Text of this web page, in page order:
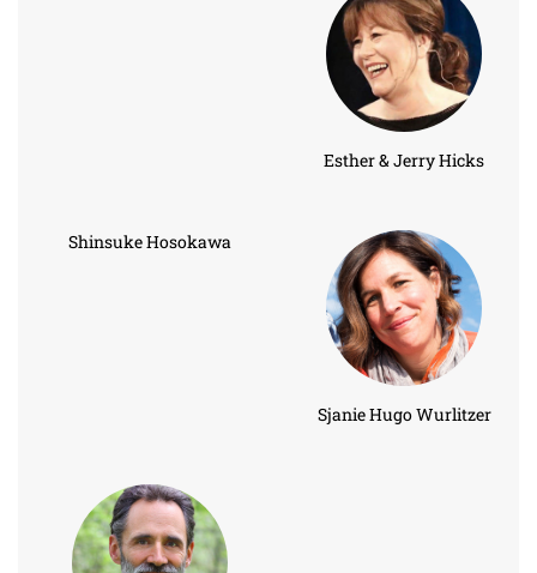
Esther & Jerry Hicks
Shinsuke Hosokawa
Sjanie Hugo Wurlitzer